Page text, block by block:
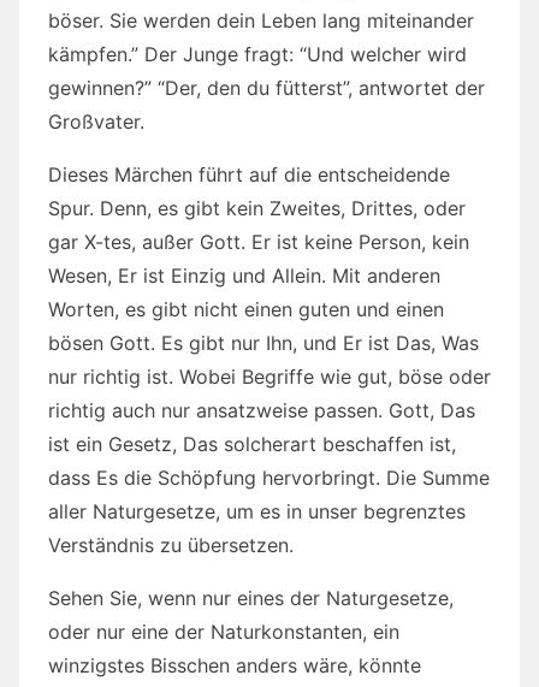
böser. Sie werden dein Leben lang miteinander
kämpfen.” Der Junge fragt: “Und welcher wird
gewinnen?” “Der, den du fütterst”, antwortet der
Großvater.
Dieses Märchen führt auf die entscheidende
Spur. Denn, es gibt kein Zweites, Drittes, oder
gar X-tes, außer Gott. Er ist keine Person, kein
Wesen, Er ist Einzig und Allein. Mit anderen
Worten, es gibt nicht einen guten und einen
bösen Gott. Es gibt nur Ihn, und Er ist Das, Was
nur richtig ist. Wobei Begriffe wie gut, böse oder
richtig auch nur ansatzweise passen. Gott, Das
ist ein Gesetz, Das solcherart beschaffen ist,
dass Es die Schöpfung hervorbringt. Die Summe
aller Naturgesetze, um es in unser begrenztes
Verständnis zu übersetzen.
Sehen Sie, wenn nur eines der Naturgesetze,
oder nur eine der Naturkonstanten, ein
winzigstes Bisschen anders wäre, könnte